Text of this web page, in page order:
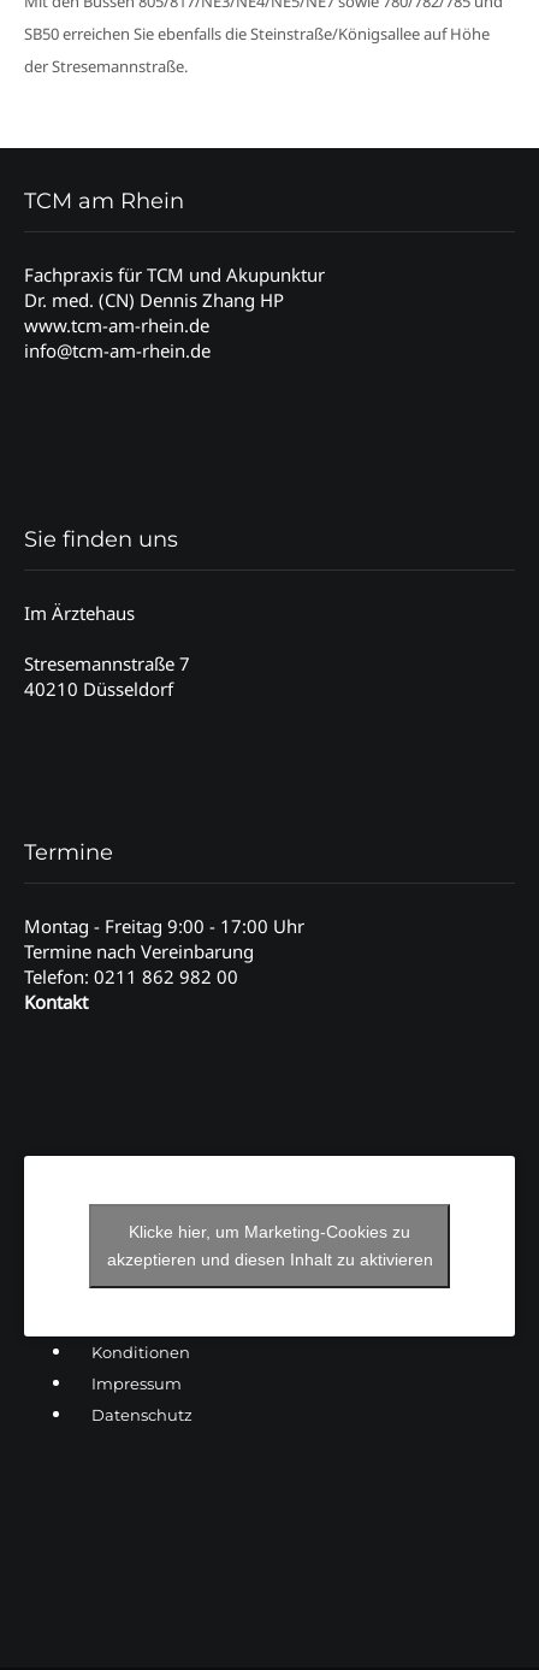
SB50 erreichen Sie ebenfalls die Steinstraße/Königsallee auf Höhe
der Stresemannstraße.
TCM am Rhein
Fachpraxis für TCM und Akupunktur
Dr. med. (CN) Dennis Zhang HP
www.tcm-am-rhein.de
info@tcm-am-rhein.de
Sie finden uns
Im Ärztehaus
Stresemannstraße 7
40210 Düsseldorf
Termine
Montag - Freitag 9:00 - 17:00 Uhr
Termine nach Vereinbarung
Telefon: 0211 862 982 00
Kontakt
Klicke hier, um Marketing-Cookies zu
akzeptieren und diesen Inhalt zu aktivieren
Konditionen
Impressum
Datenschutz